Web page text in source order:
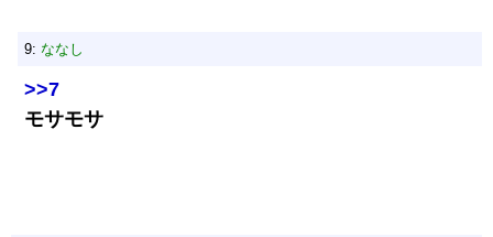
9: ななし
>>7
モサモサ